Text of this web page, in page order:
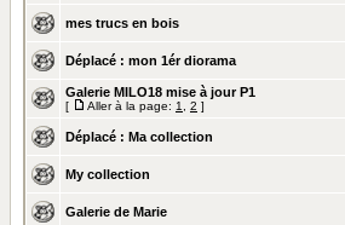
mes trucs en bois
Déplacé : mon 1ér diorama
Galerie MILO18 mise à jour P1
[ Aller à la page: 1 2 ]
Déplacé : Ma collection
My collection
Galerie de Marie